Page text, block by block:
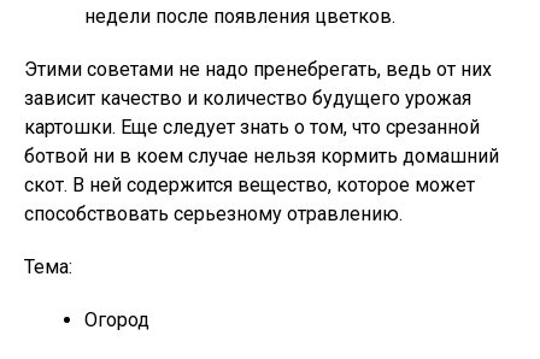
недели после появления цветков.
Этими советами не надо пренебрегать, ведь от них
зависит качество и количество будущего урожая
картошки. Еще следует знать о том, что срезанной
ботвой ни в коем случае нельзя кормить домашний
скот. В ней содержится вещество, которое может
способствовать серьезному отравлению.
Тема:
Огород